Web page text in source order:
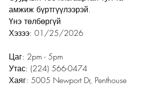
амжиж бүртгүүлээрэй.
Үнэ төлбөргүй
Хэзээ: 01/25/2026
Цаг: 2pm - 5pm
Утас: (224) 566-0474
Хаяг: 5005 Newport Dr, Penthouse